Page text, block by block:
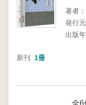
著者：
発行元
出版年
新刊 1冊
全6